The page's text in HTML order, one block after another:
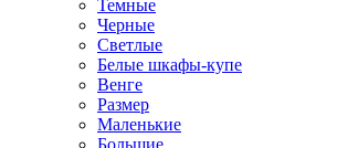
Темные
Черные
Светлые
Белые шкафы-купе
Венге
Размер
Маленькие
Большие